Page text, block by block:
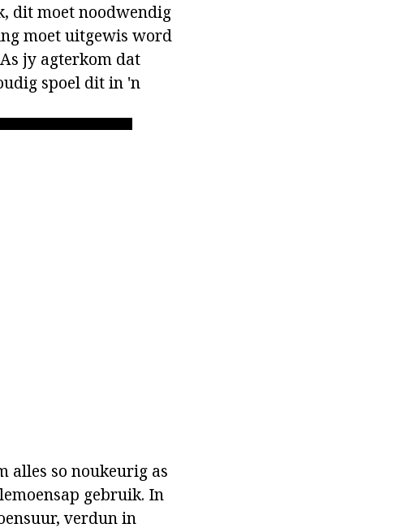
dit moet noodwendig
moet uitgewis word
jy agterkom dat
spoel dit in 'n
alles so noukeurig as
gebruik. In
verdun in